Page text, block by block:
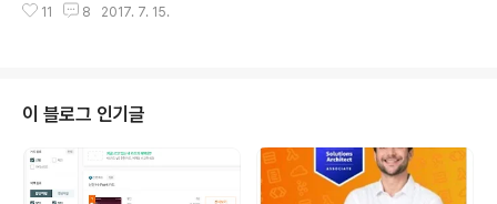
점)2. 아이들이 원하는 것을 찍자3. 부모님도 인지도를 얻
그까지 병행을 한다는 것은 참 쉬운 일은 아닙니다.하지만
방송을 시작하게 되었고, 어느덧 3주라는 시간도 흘렀습니
다. 2017/06/18 - [Marketing/IT Marketing] - '1인
미디어 시대' - (1) 팟캐스트2017/06/18 - [Marketing/
IT Marketing] - '1인 미디어 시대' - (2) 유튜브(Youtub
e)2017/06/1..
11 8 2017. 7. 15.
이 블로그 인기글